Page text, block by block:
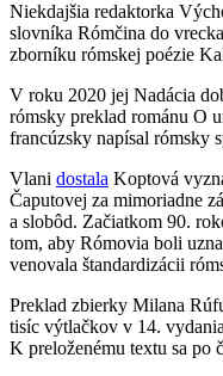
Niekdajšia redaktorka
slovníka Rómčina do
zborníku rómskej poézie
V roku 2020 jej Nadácia
rómsky preklad románu O
francúzsky napísal rómsky
Vlani dostala Koptová
Čaputovej za mimoriadne
a slobôd. Začiatkom 90.
tom, aby Rómovia boli
venovala štandardizácii
Preklad zbierky Milana
tisíc výtlačkov v 14.
K preloženému textu sa po